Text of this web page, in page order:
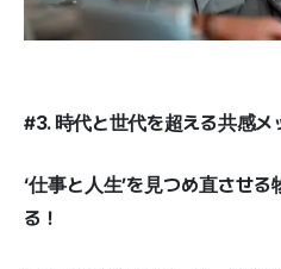
#3. 時代と世代を超える共感メ
‘仕事と人生’を見つめ直させ
る！